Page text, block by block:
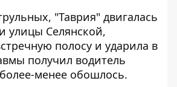
"Таврия" двигалась
улицы Селянской,
полосу и ударила в
получил водитель
менее обошлось.